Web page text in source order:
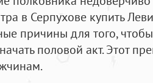
в Серпухове купить
причины для того,
половой акт. Этот